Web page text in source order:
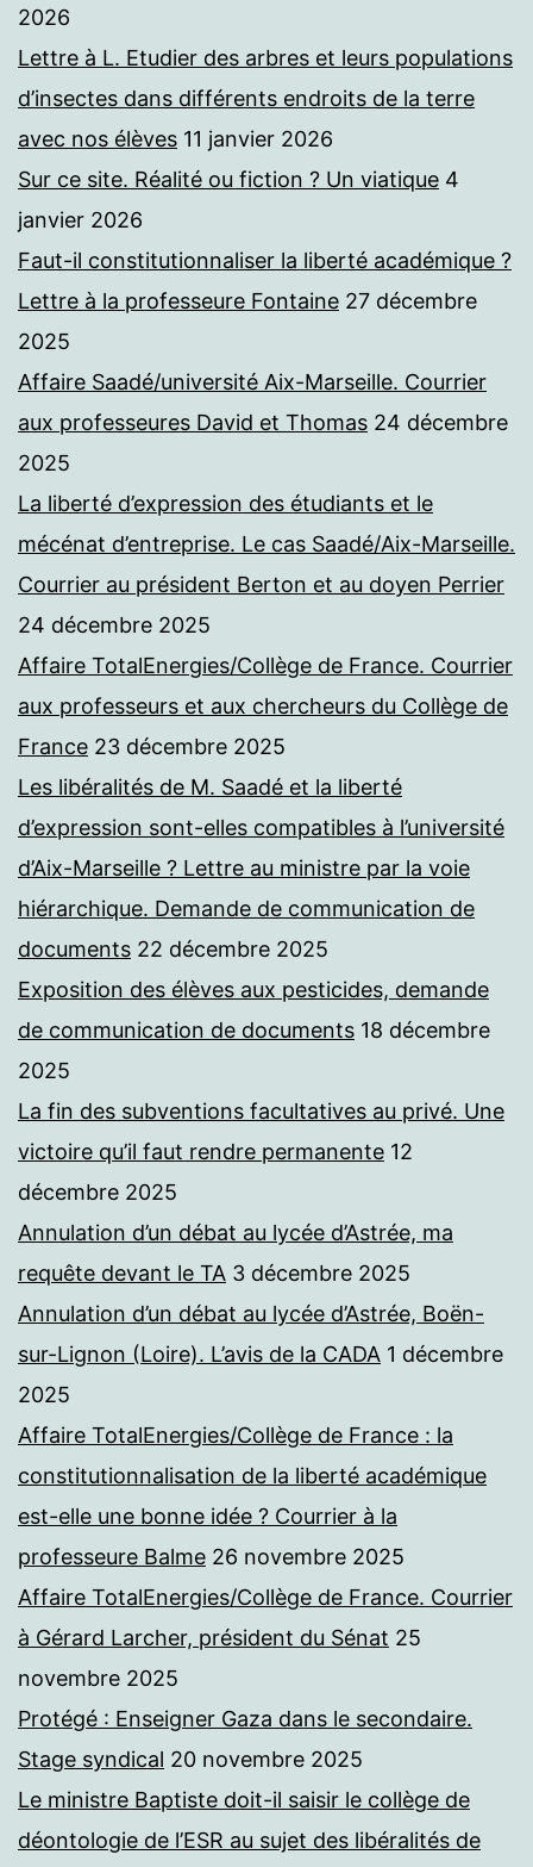
2026
Lettre à L. Etudier des arbres et leurs populations
d’insectes dans différents endroits de la terre
avec nos élèves 11 janvier 2026
Sur ce site. Réalité ou fiction ? Un viatique 4
janvier 2026
Faut-il constitutionnaliser la liberté académique ?
Lettre à la professeure Fontaine 27 décembre
2025
Affaire Saadé/université Aix-Marseille. Courrier
aux professeures David et Thomas 24 décembre
2025
La liberté d’expression des étudiants et le
mécénat d’entreprise. Le cas Saadé/Aix-Marseille.
Courrier au président Berton et au doyen Perrier
24 décembre 2025
Affaire TotalEnergies/Collège de France. Courrier
aux professeurs et aux chercheurs du Collège de
France 23 décembre 2025
Les libéralités de M. Saadé et la liberté
d’expression sont-elles compatibles à l’université
d’Aix-Marseille ? Lettre au ministre par la voie
hiérarchique. Demande de communication de
documents 22 décembre 2025
Exposition des élèves aux pesticides, demande
de communication de documents 18 décembre
2025
La fin des subventions facultatives au privé. Une
victoire qu’il faut rendre permanente 12
décembre 2025
Annulation d’un débat au lycée d’Astrée, ma
requête devant le TA 3 décembre 2025
Annulation d’un débat au lycée d’Astrée, Boën-
sur-Lignon (Loire). L’avis de la CADA 1 décembre
2025
Affaire TotalEnergies/Collège de France : la
constitutionnalisation de la liberté académique
est-elle une bonne idée ? Courrier à la
professeure Balme 26 novembre 2025
Affaire TotalEnergies/Collège de France. Courrier
à Gérard Larcher, président du Sénat 25
novembre 2025
Protégé : Enseigner Gaza dans le secondaire.
Stage syndical 20 novembre 2025
Le ministre Baptiste doit-il saisir le collège de
déontologie de l’ESR au sujet des libéralités de